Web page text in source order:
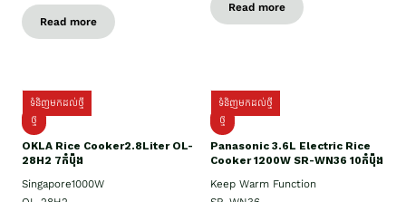
Read more
Read more
ទំនិញមកដល់ថ្មី
ថ្មិ
OKLA Rice Cooker2.8Liter OL-
28H2 7កំប៉ុង
Singapore1000W
ទំនិញមកដល់ថ្មី
ថ្មី
Panasonic 3.6L Electric Rice
Cooker 1200W SR-WN36 10កំប៉ុង
Keep Warm Function